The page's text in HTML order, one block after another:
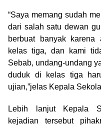
“Saya memang sudah
dari salah satu dewan
berbuat banyak
kelas tiga, dan kami
Sebab, undang-undang
duduk di kelas tiga
ujian,”jelas Kepala
Lebih lanjut Kepala
kejadian tersebut